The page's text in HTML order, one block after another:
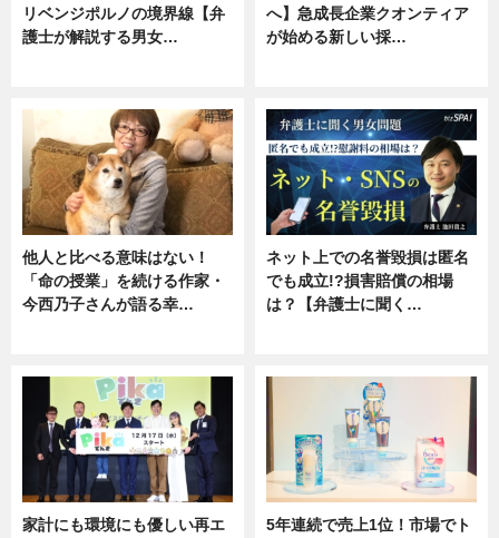
リベンジポルノの境界線【弁
護士が解説する男女…
へ】急成長企業クオンティア
が始める新しい採…
他人と比べる意味はない！
「命の授業」を続ける作家・
今西乃子さんが語る幸…
ネット上での名誉毀損は匿名
でも成立!?損害賠償の相場
は？【弁護士に聞く…
家計にも環境にも優しい再エ
5年連続で売上1位！市場でト